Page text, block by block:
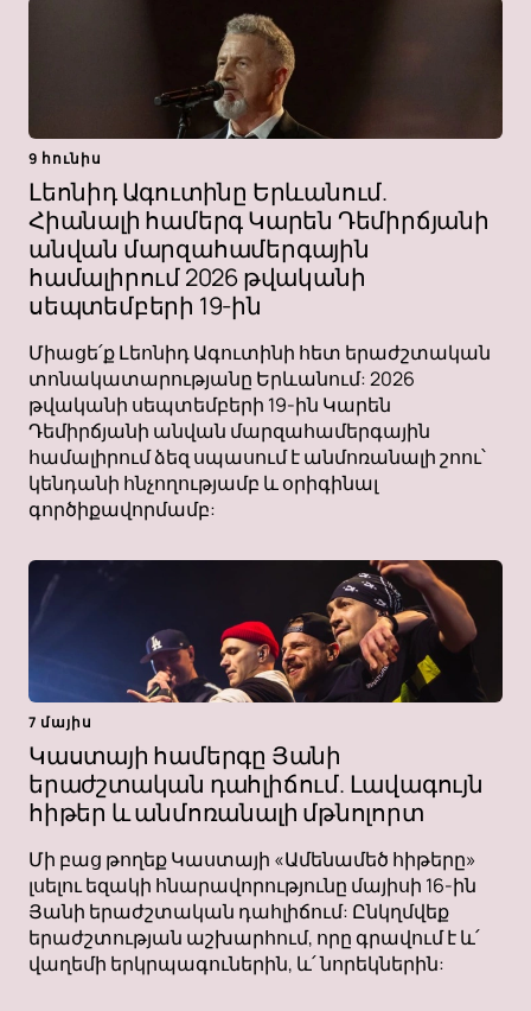
9 հունիս
Լեոնիդ Ագուտինը Երևանում.
Հիանալի համերգ Կարեն Դեմիրճյանի
անվան մարզահամերգային
համալիրում 2026 թվականի
սեպտեմբերի 19-ին
Միացե՛ք Լեոնիդ Ագուտինի հետ երաժշտական ​​
տոնակատարությանը Երևանում: 2026
թվականի սեպտեմբերի 19-ին Կարեն
Դեմիրճյանի անվան մարզահամերգային
համալիրում ձեզ սպասում է անմոռանալի շոու՝
կենդանի հնչողությամբ և օրիգինալ
գործիքավորմամբ:
7 մայիս
Կաստայի համերգը Յանի
երաժշտական ​​դահլիճում. Լավագույն
հիթեր և անմոռանալի մթնոլորտ
Մի բաց թողեք Կաստայի «Ամենամեծ հիթերը»
լսելու եզակի հնարավորությունը մայիսի 16-ին
Յանի երաժշտական ​​դահլիճում: Ընկղմվեք
երաժշտության աշխարհում, որը գրավում է և՛
վաղեմի երկրպագուներին, և՛ նորեկներին: